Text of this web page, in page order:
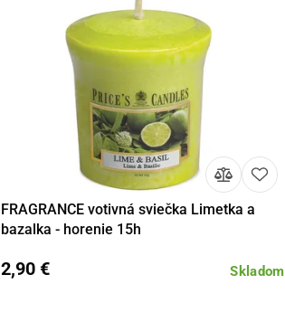
Detail Do košíka
FRAGRANCE votivná sviečka Limetka a
bazalka - horenie 15h
Skladom
2,90 €